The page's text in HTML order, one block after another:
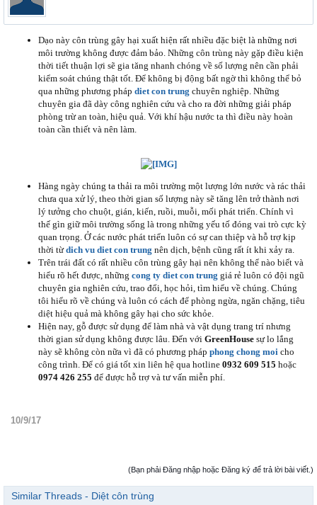
Dạo này côn trùng gây hại xuất hiện rất nhiều đặc biệt là những nơi
môi trường không được đảm bảo. Những côn trùng này gặp điều kiện
thời tiết thuận lợi sẽ gia tăng nhanh chóng về số lượng nên cần phải
kiểm soát chúng thật tốt. Để không bị động bất ngờ thì không thể bỏ
qua những phương pháp diet con trung chuyên nghiệp. Những
chuyên gia đã dày công nghiên cứu và cho ra đời những giải pháp
phòng trừ an toàn, hiệu quả. Với khí hậu nước ta thì điều này hoàn
toàn cần thiết và nên làm.
Hàng ngày chúng ta thải ra môi trường một lượng lớn nước và rác thải
chưa qua xử lý, theo thời gian số lượng này sẽ tăng lên trở thành nơi
lý tưởng cho chuột, gián, kiến, ruồi, muỗi, mối phát triển. Chính vì
thế gìn giữ môi trường sống là trong những yếu tố đóng vai trò cực kỳ
quan trọng. Ở các nước phát triển luôn có sự can thiệp và hỗ trợ kịp
thời từdich vu diet con trung nên dịch, bệnh cũng rất ít khi xảy ra.
Trên trái đất có rất nhiều côn trùng gây hại nên không thể nào biết và
hiểu rõ hết được, những cong ty diet con trung giá rẻ luôn có đội ngũ
chuyên gia nghiên cứu, trao đổi, học hỏi, tìm hiểu về chúng. Chúng
tôi hiểu rõ về chúng và luôn có cách để phòng ngừa, ngăn chặng, tiêu
diệt hiệu quả mà không gây hại cho sức khỏe.
Hiện nay, gỗ được sử dụng để làm nhà và vật dụng trang trí nhưng
thời gian sử dụng không được lâu. Đến với GreenHouse sự lo lắng
này sẽ không còn nữa vì đã có phương pháp phong chong moi cho
công trình. Để có giá tốt xin liên hệ qua hotline 0932 609 515 hoặc
0974 426 255 để được hỗ trợ và tư vấn miễn phí.
10/9/17
(Bạn phải Đăng nhập hoặc Đăng ký để trả lời bài viết.)
Similar Threads - Diệt côn trùng